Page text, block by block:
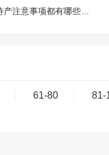
61-80 81-